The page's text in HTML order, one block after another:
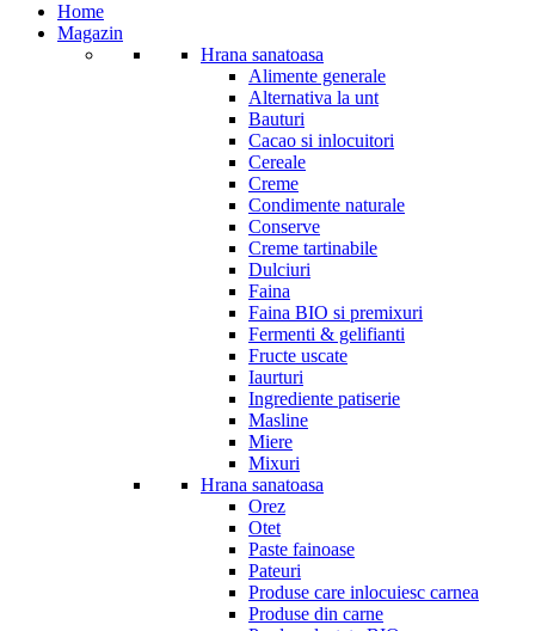
Home
Magazin
Hrana sanatoasa
Alimente generale
Alternativa la unt
Bauturi
Cacao si inlocuitori
Cereale
Creme
Condimente naturale
Conserve
Creme tartinabile
Dulciuri
Faina
Faina BIO si premixuri
Fermenti & gelifianti
Fructe uscate
Iaurturi
Ingrediente patiserie
Masline
Miere
Mixuri
Hrana sanatoasa
Orez
Otet
Paste fainoase
Pateuri
Produse care inlocuiesc carnea
Produse din carne